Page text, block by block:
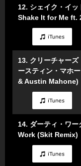
12. シェイク・イ
Shake It for Me ft.
13. クリーチャーズ
ースティン・マホ
& Austin Mahone)
14. ダーティ・ワ
Work (Skit Remix)